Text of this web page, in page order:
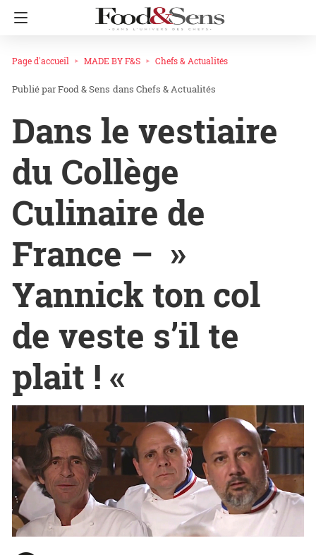
Page d'accueil MADE BY F&S Chefs & Actualités
Food & Sens dans Chefs & Actualités
Dans le vestiaire
du Collège
Culinaire de
France – »
Yannick ton col
de veste s’il te
plait ! «